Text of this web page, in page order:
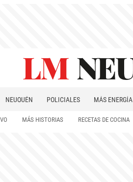
NEUQUÉN POLICIALES MÁS ENERGÍA
MÁS HISTORIAS RECETAS DE COCINA